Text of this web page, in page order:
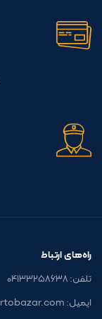
راه‌های ارتباط
تلفن: ۰۴۱۳۳۲۵۸۶۳۸
ایمیل: info@partobazar.com